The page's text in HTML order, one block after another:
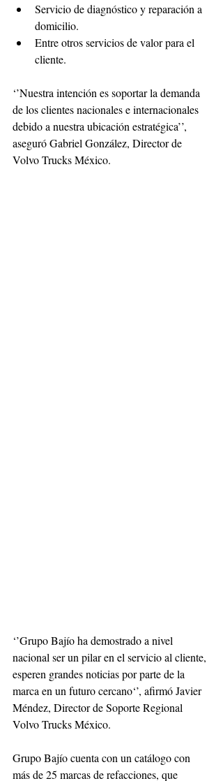
Servicio de diagnóstico y reparación a
domicilio.
Entre otros servicios de valor para el
cliente.
‘’Nuestra intención es soportar la demanda
de los clientes nacionales e internacionales
debido a nuestra ubicación estratégica’’,
aseguró Gabriel González, Director de
Volvo Trucks México.
‘’Grupo Bajío ha demostrado a nivel
nacional ser un pilar en el servicio al cliente,
esperen grandes noticias por parte de la
marca en un futuro cercano‘’, afirmó Javier
Méndez, Director de Soporte Regional
Volvo Trucks México.
Grupo Bajío cuenta con un catálogo con
más de 25 marcas de refacciones, que